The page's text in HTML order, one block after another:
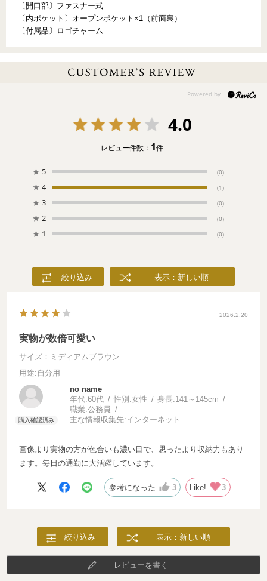
〔開口部〕ファスナー式
〔内ポケット〕オープンポケット×1（前面裏）
〔付属品〕ロゴチャーム
4.0
レビュー件数： 1件
★ 5 (0)
★ 4 (1)
★ 3 (0)
★ 2 (0)
★ 1 (0)
絞り込み 表示：新しい順
2026.2.20
実物が数倍可愛い
サイズ：ミディアムブラウン
用途:自分用
no name
年代:60代 性別:女性 身長:141～145cm
職業:公務員
主な情報収集先:インターネット
画像より実物の方が色合いも濃い目で、思ったより収納力もあり
ます。毎日の通勤に大活躍しています。
参考になった 3 Like! 3
絞り込み 表示：新しい順
レビューを書く